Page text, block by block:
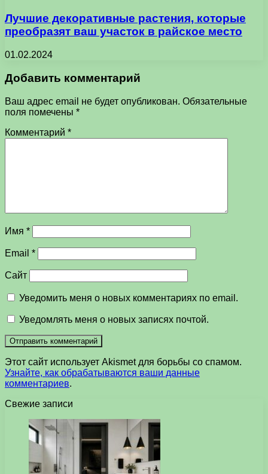
Лучшие декоративные растения, которые
преобразят ваш участок в райское место
01.02.2024
Добавить комментарий
Ваш адрес email не будет опубликован. Обязательные
поля помечены *
Комментарий *
Имя *
Email *
Сайт
Уведомить меня о новых комментариях по email.
Уведомлять меня о новых записях почтой.
Этот сайт использует Akismet для борьбы со спамом.
Узнайте, как обрабатываются ваши данные
комментариев.
Свежие записи